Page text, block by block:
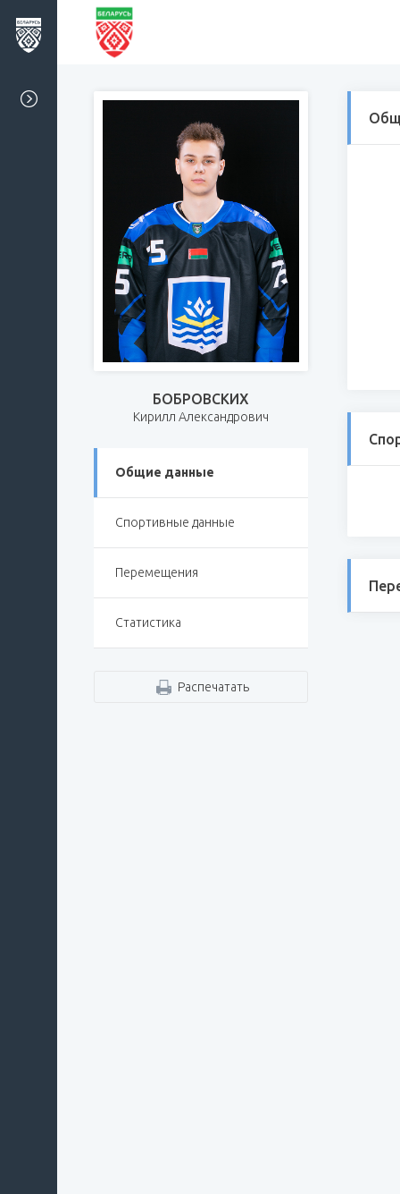
БОБРОВСКИХ
Кирилл Александрович
Общие данные
Спортивные данные
Перемещения
Статистика
Распечатать